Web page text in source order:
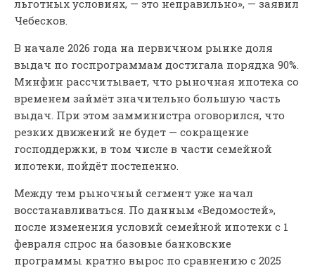
льготных условиях, — это неправильно», — заявил
Чебесков.
В начале 2026 года на первичном рынке доля
выдач по госпрограммам достигала порядка 90%.
Минфин рассчитывает, что рыночная ипотека со
временем займёт значительно большую часть
выдач. При этом замминистра оговорился, что
резких движений не будет — сокращение
господдержки, в том числе в части семейной
ипотеки, пойдёт постепенно.
Между тем рыночный сегмент уже начал
восстанавливаться. По данным «Ведомостей»,
после изменения условий семейной ипотеки с 1
февраля спрос на базовые банковские
программы кратно вырос по сравнению с 2025